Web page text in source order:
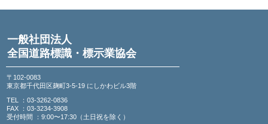
一般社団法人
全国道路標識・標示業協会
〒102-0083
東京都千代田区麹町3-5-19 にしかわビル3階
TEL ：03-3262-0836
FAX ：03-3234-3908
受付時間 ：9:00〜17:30（土日祝を除く）